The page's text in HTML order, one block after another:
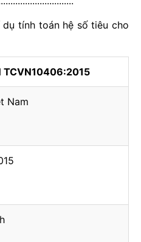
tính toán hệ số tiêu cho
TCVN10406:2015
Nam